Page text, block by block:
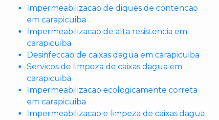
Impermeabilizacao de diques de contencao
em carapicuiba
Impermeabilizacao de alta resistencia em
carapicuiba
Desinfeccao de caixas dagua em carapicuiba
Servicos de limpeza de caixas dagua em
carapicuiba
Impermeabilizacao ecologicamente correta
em carapicuiba
Impermeabilizacao e limpeza de caixas dagua